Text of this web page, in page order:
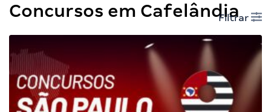
Concursos em Cafelândia
Filtrar